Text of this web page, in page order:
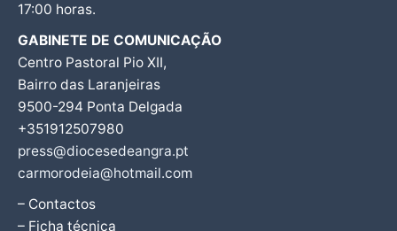
17:00 horas.
GABINETE DE COMUNICAÇÃO
Centro Pastoral Pio XII,
Bairro das Laranjeiras
9500-294 Ponta Delgada
+351912507980
press@diocesedeangra.pt
carmorodeia@hotmail.com
– Contactos
– Ficha técnica